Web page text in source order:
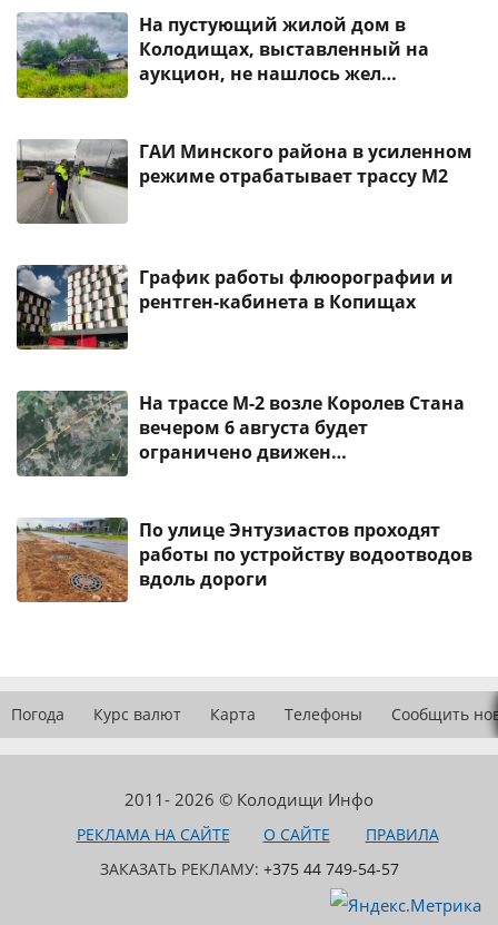
На пустующий жилой дом в
Колодищах, выставленный на
аукцион, не нашлось жел…
ГАИ Минского района в усиленном
режиме отрабатывает трассу М2
График работы флюорографии и
рентген-кабинета в Копищах
На трассе М-2 возле Королев Стана
вечером 6 августа будет
ограничено движен…
По улице Энтузиастов проходят
работы по устройству водоотводов
вдоль дороги
Погода Курс валют Карта Телефоны Сообщить
2011- 2026 © Колодищи Инфо
РЕКЛАМА НА САЙТЕ О САЙТЕ
ПРАВИЛА
ЗАКАЗАТЬ РЕКЛАМУ: +375 44 749-54-57